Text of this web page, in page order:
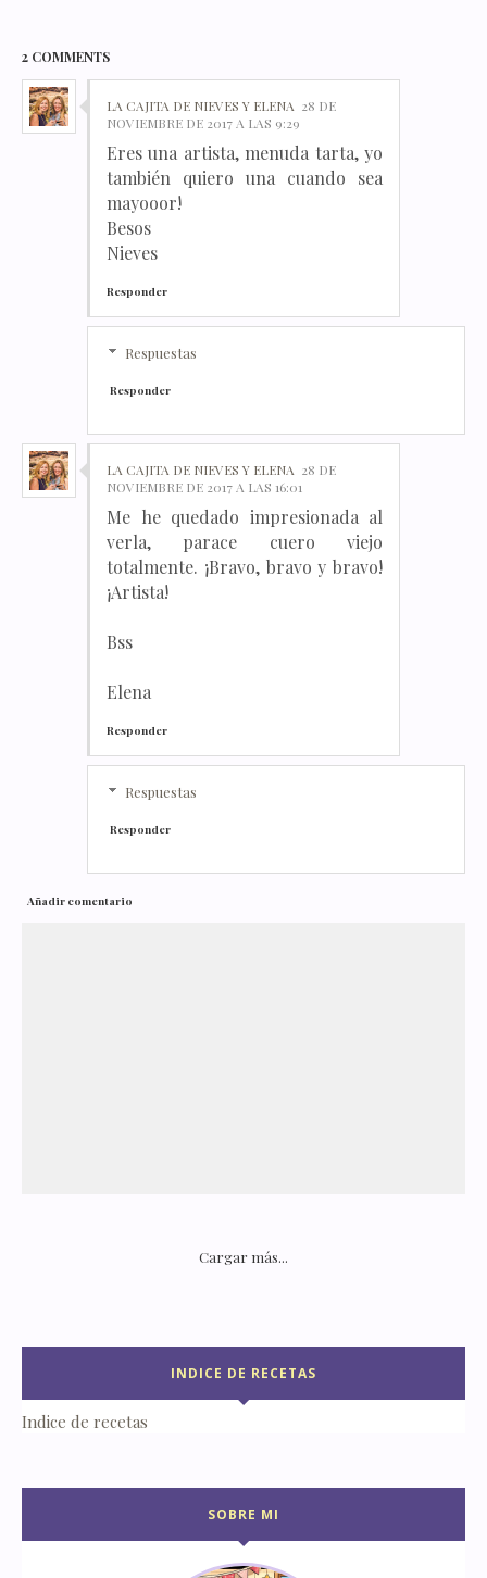
2 COMMENTS
LA CAJITA DE NIEVES Y ELENA 28 DE
NOVIEMBRE DE 2017 A LAS 9:29
Eres una artista, menuda tarta, yo
también quiero una cuando sea
mayooor!
Besos
Nieves
Responder
Respuestas
Responder
LA CAJITA DE NIEVES Y ELENA 28 DE
NOVIEMBRE DE 2017 A LAS 16:01
Me he quedado impresionada al
verla, parace cuero viejo
totalmente. ¡Bravo, bravo y bravo!
¡Artista!
Bss
Elena
Responder
Respuestas
Responder
Añadir comentario
Cargar más...
INDICE DE RECETAS
Indice de recetas
SOBRE MI